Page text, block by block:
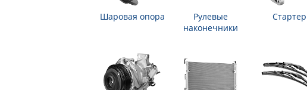
Шаровая опора
Рулевые
наконечники
Стартер